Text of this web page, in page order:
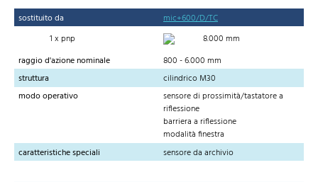
sostituito da
mic+600/D/TC
1 x pnp
8.000 mm
raggio d'azione nominale
800 - 6.000 mm
struttura
cilindrico M30
modo operativo
sensore di prossimità/tastatore a
riflessione
barriera a riflessione
modalità finestra
caratteristiche speciali
sensore da archivio